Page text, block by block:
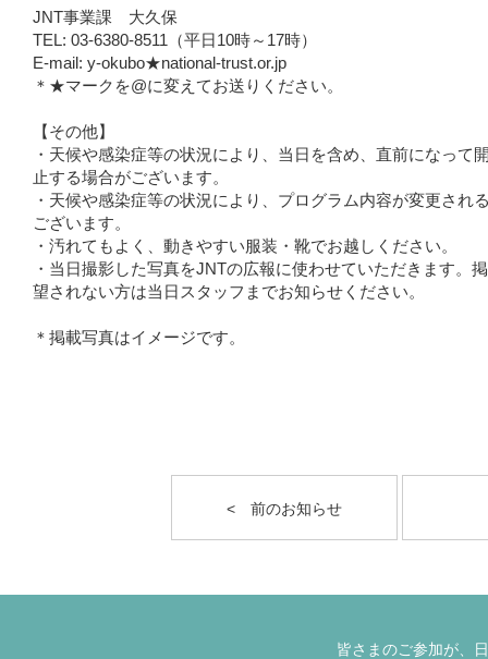
JNT事業課 大久保
TEL: 03-6380-8511（平日10時～17時）
E-mail: y-okubo★national-trust.or.jp
＊★マークを@に変えてお送りください。
【その他】
・天候や感染症等の状況により、当日を含め、直前になって
止する場合がございます。
・天候や感染症等の状況により、プログラム内容が変更され
ございます。
・汚れてもよく、動きやすい服装・靴でお越しください。
・当日撮影した写真をJNTの広報に使わせていただきます。
望されない方は当日スタッフまでお知らせください。
＊掲載写真はイメージです。
< 前のお知らせ
皆さまのご参加が、